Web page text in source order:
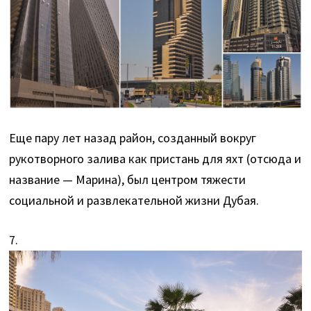
Еще пару лет назад район, созданный вокруг
рукотворного залива как пристань для яхт (отсюда и
название — Марина), был центром тяжести
социальной и развлекательной жизни Дубая.
7.